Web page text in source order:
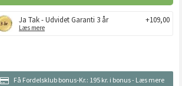
Ja Tak - Udvidet Garanti 3 år
Læs mere
+109,00
Få Fordelsklub bonus-Kr.: 195 kr. i bonus- Læs mere